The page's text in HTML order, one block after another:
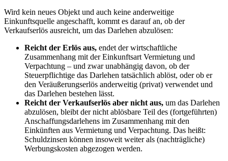
Wird kein neues Objekt und auch keine anderweitige
Einkunftsquelle angeschafft, kommt es darauf an, ob der
Verkaufserlös ausreicht, um das Darlehen abzulösen:
Reicht der Erlös aus, endet der wirtschaftliche
Zusammenhang mit der Einkunftsart Vermietung und
Verpachtung – und zwar unabhängig davon, ob der
Steuerpflichtige das Darlehen tatsächlich ablöst, oder ob er
den Veräußerungserlös anderweitig (privat) verwendet und
das Darlehen bestehen lässt.
Reicht der Verkaufserlös aber nicht aus, um das Darlehen
abzulösen, bleibt der nicht ablösbare Teil des (fortgeführten)
Anschaffungsdarlehens im Zusammenhang mit den
Einkünften aus Vermietung und Verpachtung. Das heißt:
Schuldzinsen können insoweit weiter als (nachträgliche)
Werbungskosten abgezogen werden.